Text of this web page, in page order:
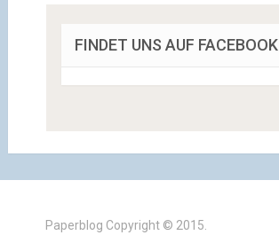
FINDET UNS AUF FACEBOOK
Paperblog Copyright © 2015.